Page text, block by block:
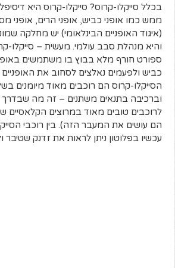
בכלל סייקלו-קרוס? סייקלו-קרוס היא
(איגוד האופניים הבינלאומי) יש מחלקה
והיא מנהלת סבב עולמי. מעשית – סייקלו-
ספורט חורף מלא בבוץ בו משתמשים
כביש ולפעמים נאלצים לסחוב את
הסייקלו-קרוס הם רוכבים מאוד מיומנים
וברכיבה בתנאים משתנים – זה מה
לרוכבים טובים מאוד במרוצים הקלאסיים
הם עושים את המעבר הזה). בין רוכבי
עכשיו בפלוטון ניתן לראות את זדנק שטיבר